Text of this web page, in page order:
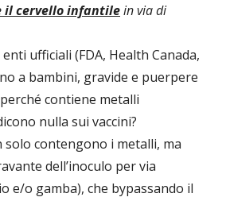
il cervello infantilein via di
ufficiali (FDA, Health Canada,
a bambini, gravide e puerpere
contiene metalli
nulla sui vaccini?
solo contengono i metalli, ma
dell’inoculo per via
e/o gamba), che bypassando il